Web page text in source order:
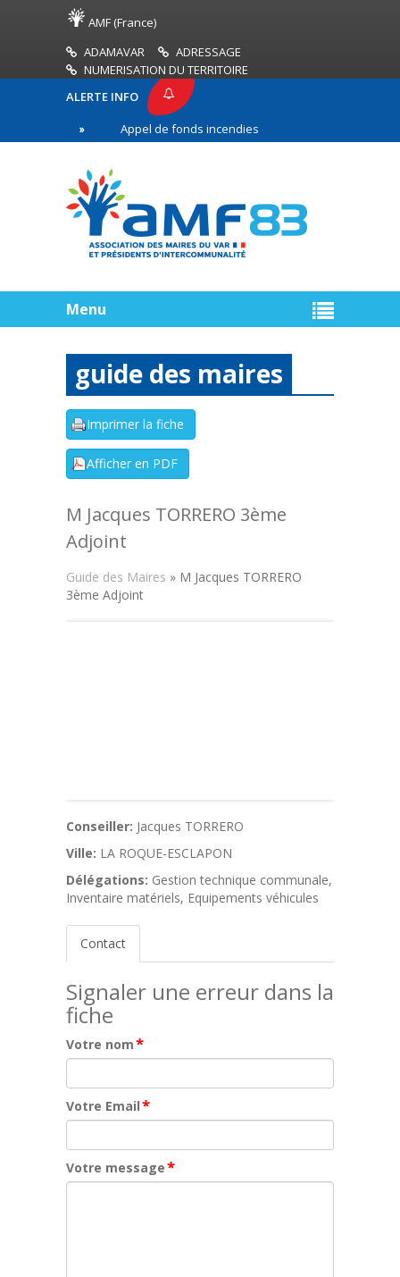
AMF (France)
ADAMAVAR
ADRESSAGE
NUMERISATION DU TERRITOIRE
ALERTE INFO
Appel de fonds incendies de forêt
ligne
Menu
guide des maires
M Jacques TORRERO 3ème
Adjoint
Guide des Maires » M Jacques TORRERO
3ème Adjoint
Conseiller: Jacques TORRERO
Ville: LA ROQUE-ESCLAPON
Délégations: Gestion technique communale,
Inventaire matériels, Equipements véhicules
Contact
Signaler une erreur dans la
fiche
Votre nom*
Votre Email*
Votre message*